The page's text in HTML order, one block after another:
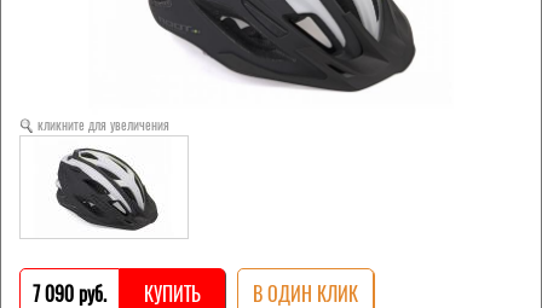
кликните для увеличения
7 090 pуб. КУПИТЬ В ОДИН КЛИК